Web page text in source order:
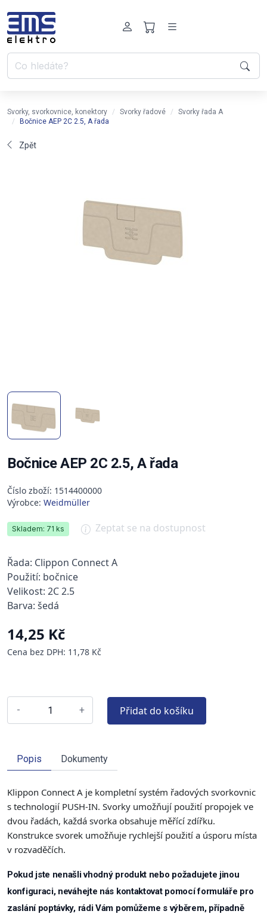
Svorky, svorkovnice, konektory Svorky řadové
Svorky řada A
Bočnice AEP 2C 2.5, A řada
Zpět
Bočnice AEP 2C 2.5, A řada
Číslo zboží: 1514400000
Výrobce: Weidmüller
Skladem: 71 ks Zeptat se na dostupnost
Řada: Clippon Connect A
Použití: bočnice
Velikost: 2C 2.5
Barva: šedá
14,25 Kč
Cena bez DPH: 11,78 Kč
- + Přidat do košíku
Popis Dokumenty
Klippon Connect A je kompletní systém řadových svorkovnic
s technologií PUSH-IN. Svorky umožňují použití propojek ve
dvou řadách, každá svorka obsahuje měřící zdířku.
Konstrukce svorek umožňuje rychlejší použití a úsporu místa
v rozvaděčích.
Pokud jste nenašli vhodný produkt nebo požadujete jinou
konfiguraci, neváhejte nás kontaktovat pomocí formuláře pro
zaslání poptávky, rádi Vám pomůžeme s výběrem, případně